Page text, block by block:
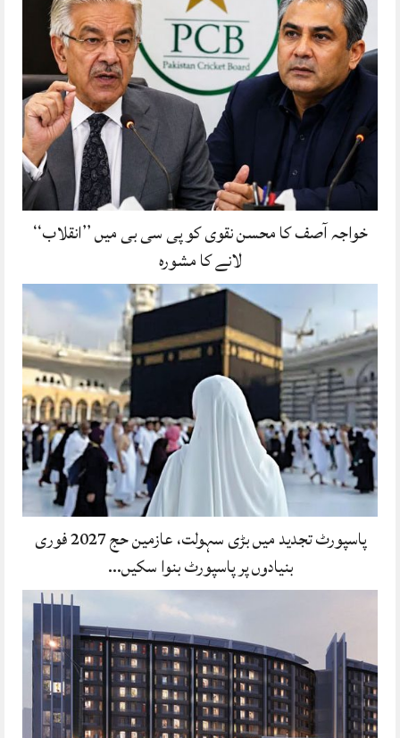
خواجہ آصف کا محسن نقوی کو پی سی بی میں ’’انقلاب‘‘
لانے کا مشورہ
پاسپورٹ تجدید میں بڑی سہولت، عازمین حج 2027 فوری
بنیادوں پر پاسپورٹ بنوا سکیں…